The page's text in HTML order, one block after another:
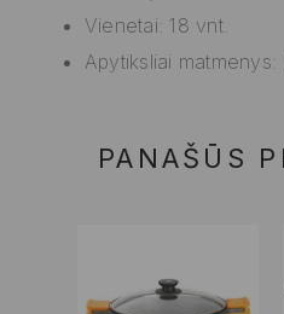
Vienetai: 18 vnt.
Apytiksliai matmenys:
PANAŠŪS